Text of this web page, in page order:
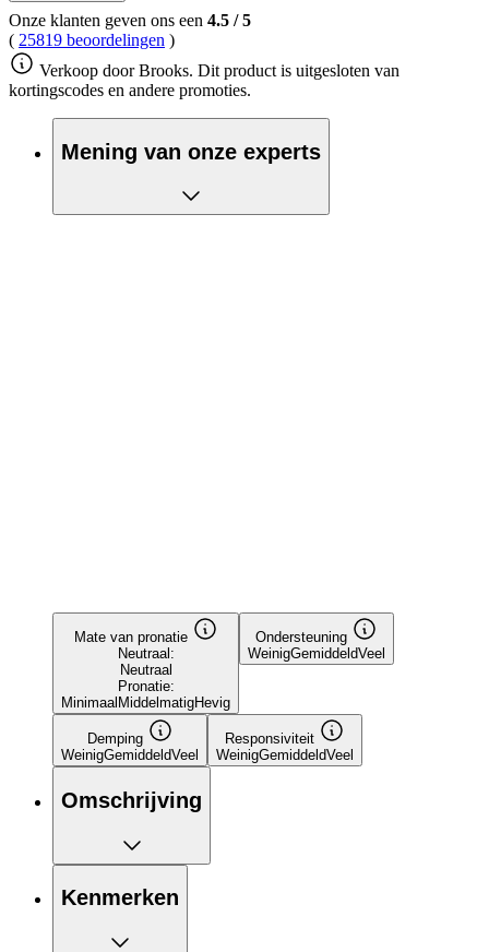
Onze klanten geven ons een 4.5 /5
( 25819 beoordelingen )
Verkoop door Brooks. Dit product is uitgesloten van
kortingscodes en andere promoties.
Mening van onze experts
Mate van pronatie
Neutraal:
Neutraal
Pronatie:
Minimaal MiddelmatigHevig
Ondersteuning
WeinigGemiddeldVeel
Demping
WeinigGemiddeldVeel
Responsiviteit
WeinigGemiddeldVeel
Omschrijving
Kenmerken